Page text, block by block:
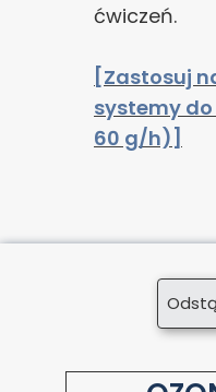
ćwiczeń.
[Zastosuj
systemy do
60 g/h)]
Cookies to małe pliki